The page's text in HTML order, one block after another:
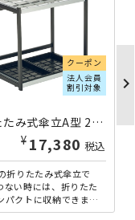
クーポン
法人会員
割引対象
折りたたみ式傘立A型 24本立 W523×D366×H500 TR-UB2802240 | 162320
¥ 17,380 税込
折りたたみ式傘立で
ない時には、折りたた
パクトに収納できます
フィスや施設のエント
chevron_right